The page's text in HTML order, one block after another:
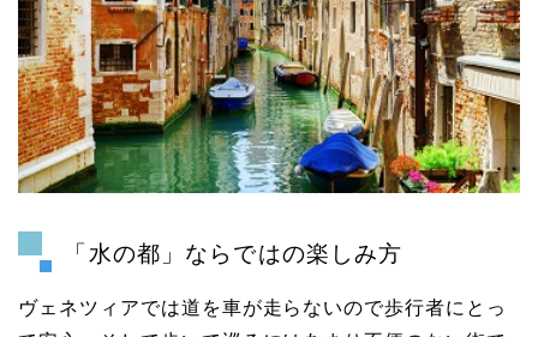
「水の都」ならではの楽しみ方
ヴェネツィアでは道を車が走らないので歩行者にとっ